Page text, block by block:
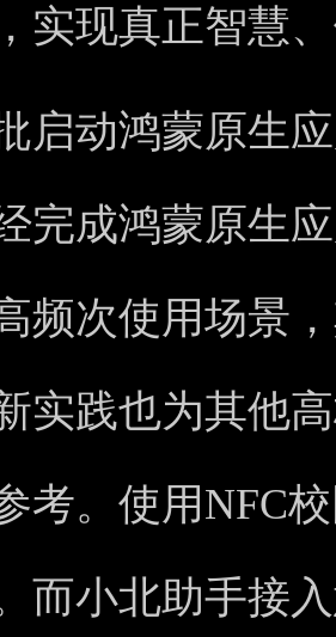
实现真正智慧
启动鸿蒙原生
完成鸿蒙原生
频次使用场景
实践也为其他
考。使用NFC
而小北助手接